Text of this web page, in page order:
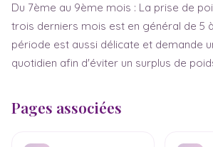
Du 7ème au 9ème mois : La prise de
trois derniers mois est en général de 5
période est aussi délicate et demande
quotidien afin d'éviter un surplus de
Pages associées